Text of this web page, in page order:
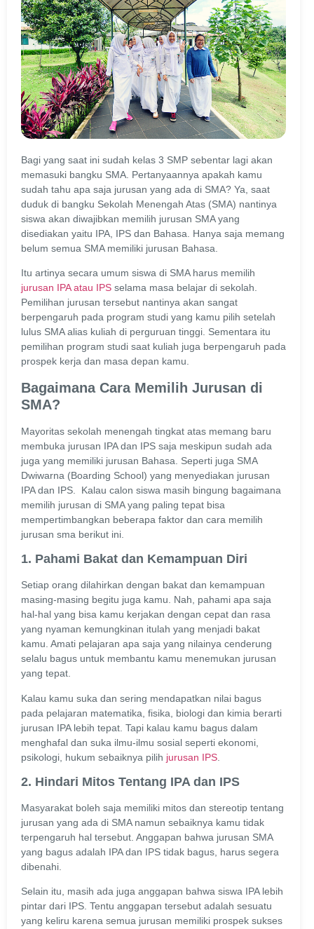
Bagi yang saat ini sudah kelas 3 SMP sebentar lagi akan
memasuki bangku SMA. Pertanyaannya apakah kamu
sudah tahu apa saja jurusan yang ada di SMA? Ya, saat
duduk di bangku Sekolah Menengah Atas (SMA) nantinya
siswa akan diwajibkan memilih jurusan SMA yang
disediakan yaitu IPA, IPS dan Bahasa. Hanya saja memang
belum semua SMA memiliki jurusan Bahasa.
Itu artinya secara umum siswa di SMA harus memilih
jurusan IPA atau IPS selama masa belajar di sekolah.
Pemilihan jurusan tersebut nantinya akan sangat
berpengaruh pada program studi yang kamu pilih setelah
lulus SMA alias kuliah di perguruan tinggi. Sementara itu
pemilihan program studi saat kuliah juga berpengaruh pada
prospek kerja dan masa depan kamu.
Bagaimana Cara Memilih Jurusan di
SMA?
Mayoritas sekolah menengah tingkat atas memang baru
membuka jurusan IPA dan IPS saja meskipun sudah ada
juga yang memiliki jurusan Bahasa. Seperti juga SMA
Dwiwarna (Boarding School) yang menyediakan jurusan
IPA dan IPS. Kalau calon siswa masih bingung bagaimana
memilih jurusan di SMA yang paling tepat bisa
mempertimbangkan beberapa faktor dan cara memilih
jurusan sma berikut ini.
1. Pahami Bakat dan Kemampuan Diri
Setiap orang dilahirkan dengan bakat dan kemampuan
masing-masing begitu juga kamu. Nah, pahami apa saja
hal-hal yang bisa kamu kerjakan dengan cepat dan rasa
yang nyaman kemungkinan itulah yang menjadi bakat
kamu. Amati pelajaran apa saja yang nilainya cenderung
selalu bagus untuk membantu kamu menemukan jurusan
yang tepat.
Kalau kamu suka dan sering mendapatkan nilai bagus
pada pelajaran matematika, fisika, biologi dan kimia berarti
jurusan IPA lebih tepat. Tapi kalau kamu bagus dalam
menghafal dan suka ilmu-ilmu sosial seperti ekonomi,
psikologi, hukum sebaiknya pilih jurusan IPS
2. Hindari Mitos Tentang IPA dan IPS
Masyarakat boleh saja memiliki mitos dan stereotip tentang
jurusan yang ada di SMA namun sebaiknya kamu tidak
terpengaruh hal tersebut. Anggapan bahwa jurusan SMA
yang bagus adalah IPA dan IPS tidak bagus, harus segera
dibenahi.
Selain itu, masih ada juga anggapan bahwa siswa IPA lebih
pintar dari IPS. Tentu anggapan tersebut adalah sesuatu
yang keliru karena semua jurusan memiliki prospek sukses